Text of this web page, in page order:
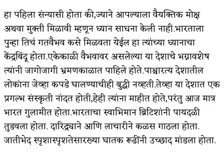
हा पहिला संन्यासी होता की,ज्याने आपल्याला वैयक्तिक मोक्ष
अथवा मुक्ती मिळावी म्हणून ध्यान साधना केली नाही.भारताला
पुन्हा तिचं गतवैभव कसे मिळवता येईल हा त्यांच्या ध्यानाचा
केंद्रबिंदू होता.एकेकाळी वैभवावर असलेल्या या देशाचे भग्नावशेष
त्यांनी जागोजागी भ्रमणकाळात पाहिले होते.पाश्चारत्य देशातील
लोकांना जेव्हा कपडे घालण्याचीही बुद्धी नव्हती.तेव्हा या देशात एक
प्रगल्भ संस्कृती नांदत होती,हेही त्यांना माहीत होते,परंतु आज मात्र
भारत गुलामीत होता.भारताचा स्वाभिमान ब्रिटिशांनी पायदळी
तुडवला होता. दारिद्र्याने आणि लाचारीने कळस गाठला होता.
जातीभेद स्पृशास्पृशतेसारख्या घातक रूढींनी उच्छाद मांडला होता.